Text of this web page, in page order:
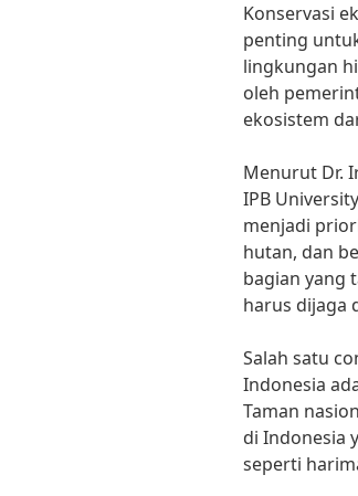
Konservasi
penting
lingkungan
oleh
ekosistem
Menurut Dr.
IPB
menjadi
hutan, dan
bagian yang
harus dijaga
Salah satu
Indonesia
Taman
di Indonesia
seperti